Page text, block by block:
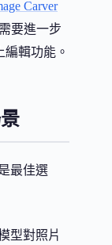
Carver
要進一步
輯功能。
最佳選
型對照片